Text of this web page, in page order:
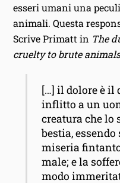
esseri umani una
animali. Questa
Scrive Primatt in The
cruelty to brute
[…] il dolore è il
inflitto a un
creatura che lo
bestia,
miseria
male; e la
modo